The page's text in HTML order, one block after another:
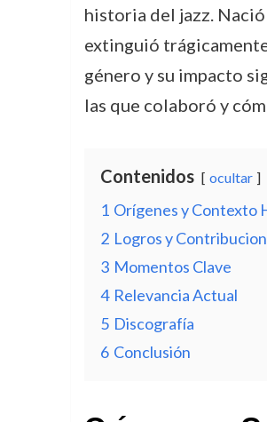
historia del jazz.
extinguió
género y su impacto
las que colaboró y
Contenidos ocultar
1 Orígenes y Contexto
2 Logros y
3 Momentos Clave
4 Relevancia Actual
5 Discografía
6 Conclusión